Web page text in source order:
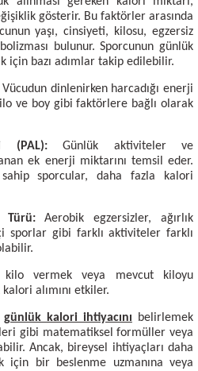
gösterir. Bu faktörler arasında
yaşı, cinsiyeti, kilosu, egzersiz
bulunur. Sporcunun günlük
için bazı adımlar takip edilebilir.
Vücudun dinlenirken harcadığı enerji
ve boy gibi faktörlere bağlı olarak
(PAL):Günlük aktiviteler ve
ek enerji miktarını temsil eder.
sporcular, daha fazla kalori
Türü:Aerobik egzersizler, ağırlık
sporlar gibi farklı aktiviteler farklı
kilo vermek veya mevcut kiloyu
alımını etkiler.
günlük kalori ihtiyacını belirlemek
gibi matematiksel formüller veya
Ancak, bireysel ihtiyaçları daha
bir beslenme uzmanına veya